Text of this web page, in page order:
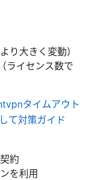
り大きく変動）
ライセンス数で
タイムアウト
て対策ガイド
約
を利用